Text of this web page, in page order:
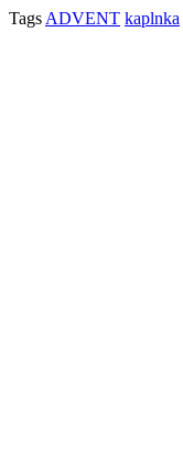
Tags ADVENT kaplnka